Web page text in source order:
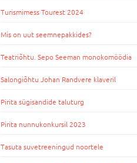
Turismimess Tourest 2024
Mis on uut seemnepakkides?
Teatriõhtu. Sepo Seeman monokomöödia
Salongiõhtu Johan Randvere klaveril
Pirita sügisandide taluturg
Pirita nunnukonkursil 2023
Tasuta suvetreeningud noortele